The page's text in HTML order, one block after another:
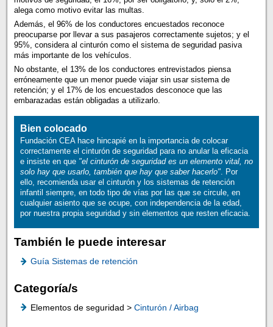
alega como motivo evitar las multas.
Además, el 96% de los conductores encuestados reconoce
preocuparse por llevar a sus pasajeros correctamente sujetos; y el
95%, considera al cinturón como el sistema de seguridad pasiva
más importante de los vehículos.
No obstante, el 13% de los conductores entrevistados piensa
erróneamente que un menor puede viajar sin usar sistema de
retención; y el 17% de los encuestados desconoce que las
embarazadas están obligadas a utilizarlo.
Bien colocado
Fundación CEA hace hincapié en la importancia de colocar
correctamente el cinturón de seguridad para no anular la eficacia
e insiste en que "el cinturón de seguridad es un elemento vital, no
solo hay que usarlo, también que hay que saber hacerlo". Por
ello, recomienda usar el cinturón y los sistemas de retención
infantil siempre, en todo tipo de vías por las que se circule, en
cualquier asiento que se ocupe, con independencia de la edad,
por nuestra propia seguridad y sin elementos que resten eficacia.
También le puede interesar
Guía Sistemas de retención
Categoría/s
Elementos de seguridad > Cinturón / Airbag